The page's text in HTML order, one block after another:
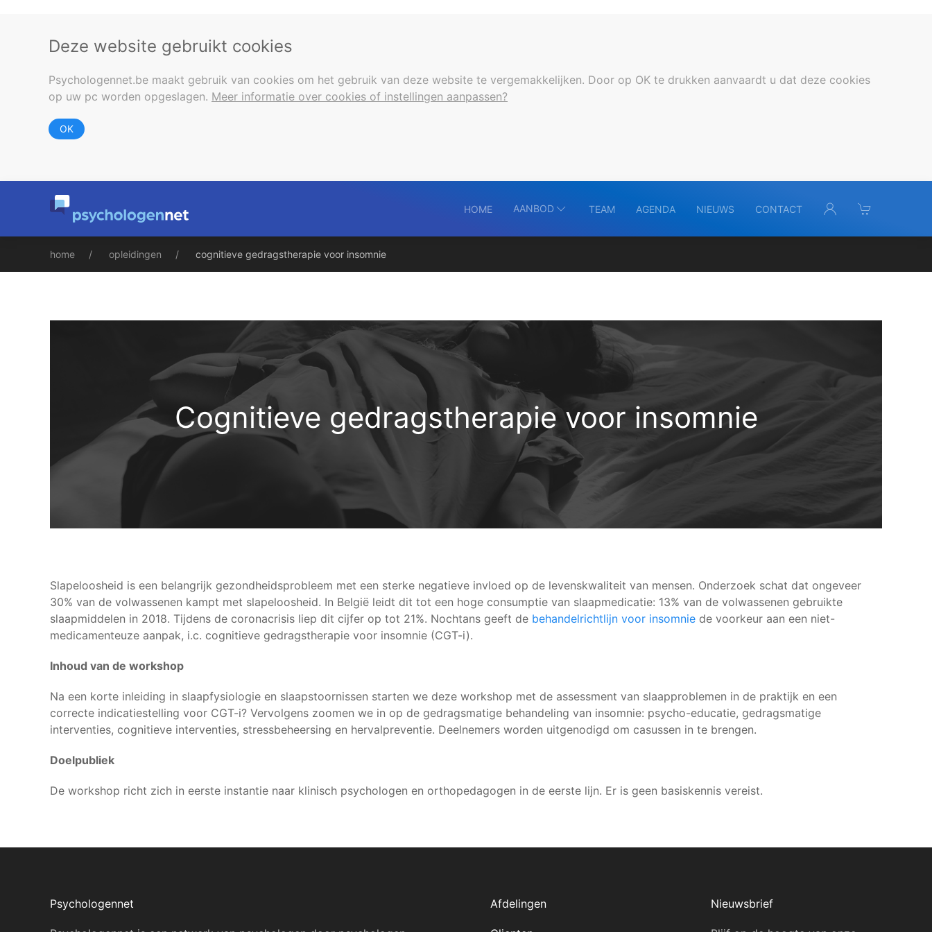
Deze website gebruikt cookies
Psychologennet.be maakt gebruik van cookies om het gebruik van deze website te vergemakkelijken. Door op OK te drukken aanvaardt u dat deze cookies
op uw pc worden opgeslagen. Meer informatie over cookies of instellingen aanpassen?
OK
HOME AANBOD TEAM AGENDA NIEUWS CONTACT
home opleidingen cognitieve gedragstherapie voor insomnie
Cognitieve gedragstherapie voor insomnie
Slapeloosheid is een belangrijk gezondheidsprobleem met een sterke negatieve invloed op de levenskwaliteit van mensen. Onderzoek schat dat ongeveer
30% van de volwassenen kampt met slapeloosheid. In België leidt dit tot een hoge consumptie van slaapmedicatie: 13% van de volwassenen gebruikte
slaapmiddelen in 2018. Tijdens de coronacrisis liep dit cijfer op tot 21%. Nochtans geeft de behandelrichtlijn voor insomnie de voorkeur aan een niet-
medicamenteuze aanpak, i.c. cognitieve gedragstherapie voor insomnie (CGT-i).
Inhoud van de workshop
Na een korte inleiding in slaapfysiologie en slaapstoornissen starten we deze workshop met de assessment van slaapproblemen in de praktijk en een
correcte indicatiestelling voor CGT-i? Vervolgens zoomen we in op de gedragsmatige behandeling van insomnie: psycho-educatie, gedragsmatige
interventies, cognitieve interventies, stressbeheersing en hervalpreventie. Deelnemers worden uitgenodigd om casussen in te brengen.
Doelpubliek
De workshop richt zich in eerste instantie naar klinisch psychologen en orthopedagogen in de eerste lijn. Er is geen basiskennis vereist.
Psychologennet Afdelingen Nieuwsbrief